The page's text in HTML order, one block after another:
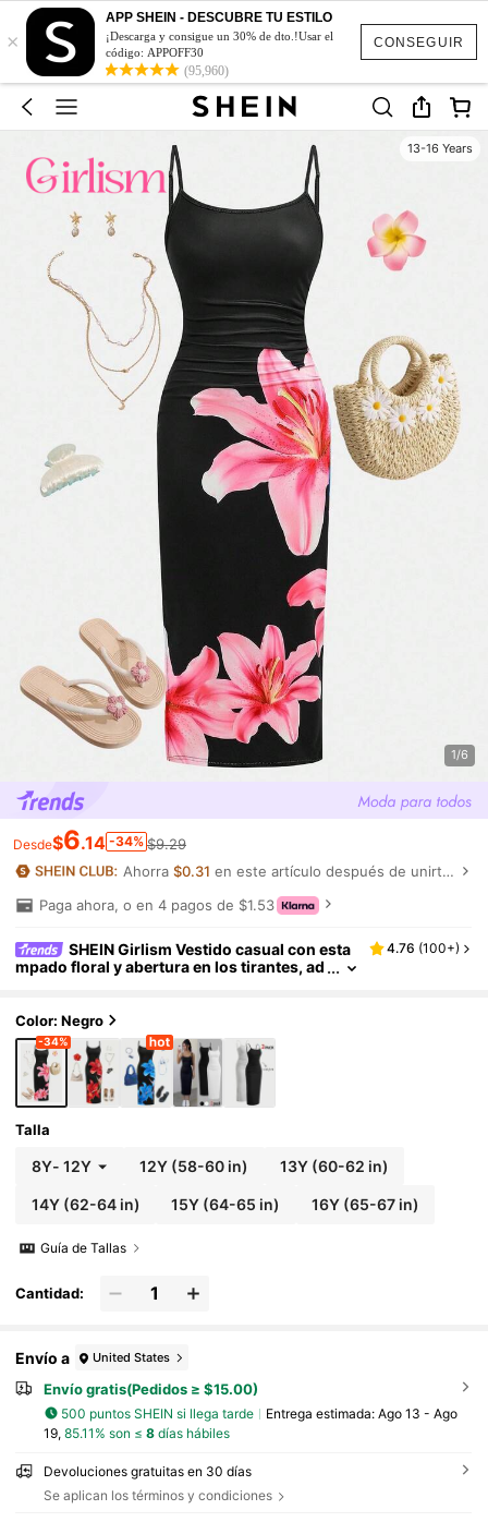
CONSEGUIR
×
APP SHEIN - DESCUBRE TU ESTILO
¡Descarga y consigue un 30% de dto.!Usar el
código: APPOFF30
(95,960)
13-16 Years
1/6
Desde$6.14 -34% $9.29
Ahorra $0.31 en este artículo después de unirte.
Paga ahora, o en 4 pagos de $1.53
SHEIN Girlism Vestido casual con esta
mpado floral y abertura en los tirantes, ad
es
4.76 (100+)
Color: Negro
-34%
Talla
8Y- 12Y 12Y (58-60 in) 13Y (60-62 in)
14Y(62-64 in) 15Y (64-65 in) 16Y(65-67 in)
Guía de Tallas
Cantidad:
Envío a United States
Envío gratis(Pedidos ≥ $15.00)
500 puntos SHEIN si llega tarde Entrega estimada: Ago 13 - Ago
19, 85.11% son ≤ 8días hábiles
Devoluciones gratuitas en 30 días
Se aplican los términos y condiciones